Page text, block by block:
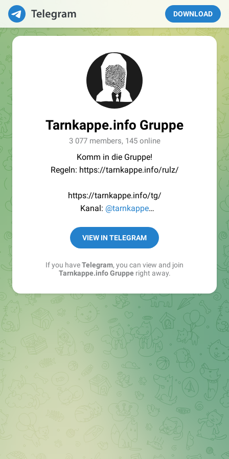
DOWNLOAD
Tarnkappe.info Gruppe
3 077 members, 145 online
Komm in die Gruppe!
Regeln: https://tarnkappe.info/rulz/
https://tarnkappe.info/tg/
Kanal: @tarnkappe
Best of:@bestoftarnkappe
Kochen: https://t.me/+WSW5F1VcmhliMjk6
VIEW IN TELEGRAM
If you haveTelegram, you can view and join
Tarnkappe.info Grupperight away.